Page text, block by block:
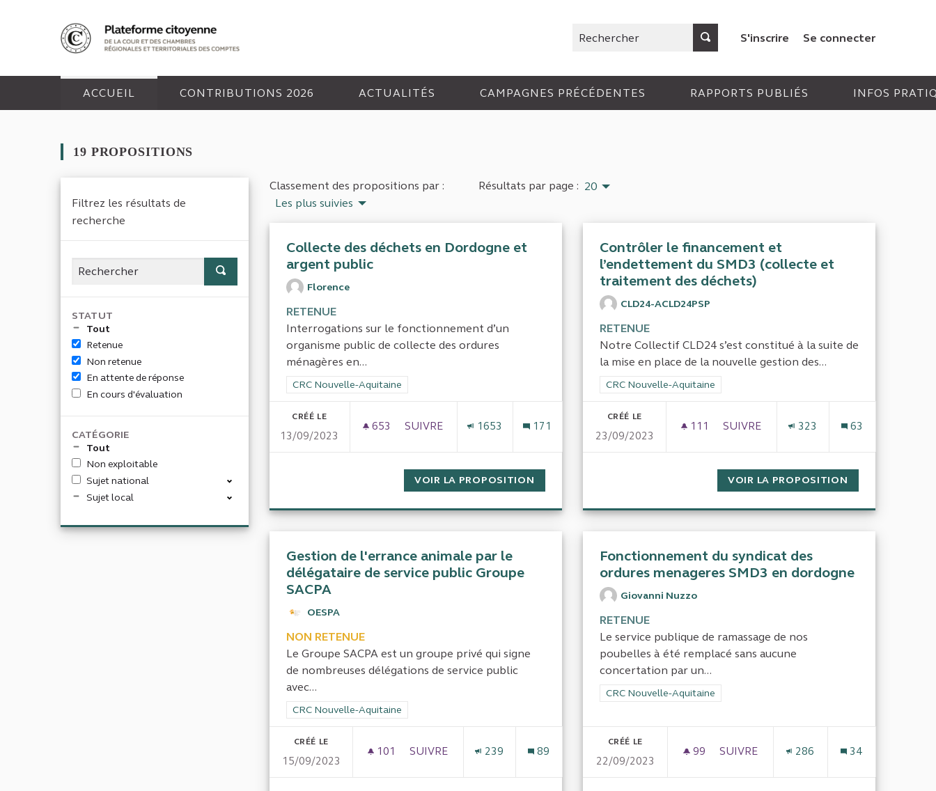
Rechercher S'inscrire Se connecter
ACCUEIL CONTRIBUTIONS 2026 ACTUALITÉS CAMPAGNES PRÉCÉDENTES RAPPORTS PUBLIÉS INFOS
19 PROPOSITIONS
Filtrez les résultats de
recherche
STATUT
Tout
Retenue
Non retenue
En attente de réponse
En cours d'évaluation
CATÉGORIE
Tout
Non exploitable
Sujet national
Sujet local
Classement des propositions par :
Les plus suivies
Résultats par page : 20
Collecte des déchets en Dordogne et
argent public
Florence
RETENUE
Interrogations sur le fonctionnement d’un
organisme public de collecte des ordures
ménagères en...
Filtrer les résultats de la catégorie : CRC Nouvelle-Aquitaine
CRC Nouvelle-Aquitaine
CRÉÉ LE
13/09/2023
653 653 ABONNÉS
SUIVRE
COLLECTE DES DÉCHETS EN DORDOGNE ET ARGENT PUBLIC
1653 171
VOIR LA PROPOSITION COLLECTE DES DÉCHETS EN DORDOGNE ET ARGENT PUBLIC
Contrôler le financement et
l’endettement du SMD3 (collecte et
traitement des déchets)
CLD24-ACLD24PSP
RETENUE
Notre Collectif CLD24 s’est constitué à la suite de
la mise en place de la nouvelle gestion des...
Filtrer les résultats de la catégorie : CRC Nouvelle-Aquitaine
CRC Nouvelle-Aquitaine
CRÉÉ LE
23/09/2023
111 111 ABONNÉS
SUIVRE
323 63
VOIR LA PROPOSITION
Gestion de l'errance animale par le
délégataire de service public Groupe
SACPA
OESPA
NON RETENUE
Le Groupe SACPA est un groupe privé qui signe
de nombreuses délégations de service public
avec...
Filtrer les résultats de la catégorie : CRC Nouvelle-Aquitaine
CRC Nouvelle-Aquitaine
CRÉÉ LE
15/09/2023
101 101 ABONNÉS
SUIVRE
GESTION DE L'ERRANCE ANIMALE PAR LE DÉLÉGATAIRE DE SERVICE PUBLIC GROUPE SACPA
239 89
Fonctionnement du syndicat des
ordures menageres SMD3 en dordogne
Giovanni Nuzzo
RETENUE
Le service publique de ramassage de nos
poubelles à été remplacé sans aucune
concertation par un...
Filtrer les résultats de la catégorie : CRC Nouvelle-Aquitaine
CRC Nouvelle-Aquitaine
CRÉÉ LE
22/09/2023
99 99 ABONNÉS
SUIVRE 286 34